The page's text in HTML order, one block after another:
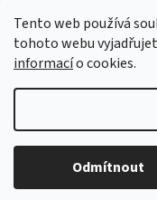
Tento web používá
tohoto webu
informacío cookies.
Odmítnout
Copyright 2026Aerobic-